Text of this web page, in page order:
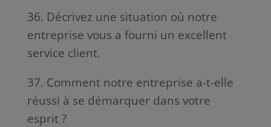
36. Décrivez une situation où notre
entreprise vous a fourni un excellent
service client.
37. Comment notre entreprise a-t-elle
réussi à se démarquer dans votre
esprit ?